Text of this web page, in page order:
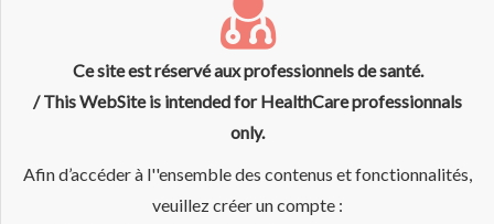
Ce site est réservé aux professionnels de santé.
/ This WebSite is intended for HealthCare professionnals
only.
Afin d’accéder à l''ensemble des contenus et fonctionnalités,
veuillez créer un compte :